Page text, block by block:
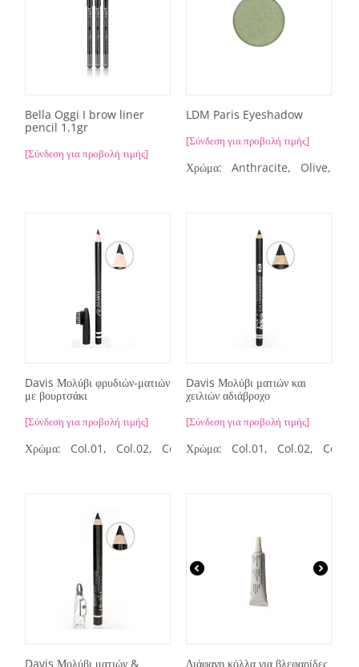
Bella Oggi I brow liner
pencil 1.1gr
[Σύνδεση για προβολή τιμής]
LDM Paris Eyeshadow
[Σύνδεση για προβολή τιμής]
Χρώμα: Anthracite, Olive,
Davis Μολύβι φρυδιών-ματιών
με βουρτσάκι
[Σύνδεση για προβολή τιμής]
Χρώμα: Col.01, Col.02, Col.03, Col.04, Col.05
Davis Μολύβι ματιών και
χειλιών αδιάβροχο
[Σύνδεση για προβολή τιμής]
Χρώμα: Col.01, Col.02,
Davis Μολύβι ματιών & Διάφανη κόλλα για βλεφαρίδες